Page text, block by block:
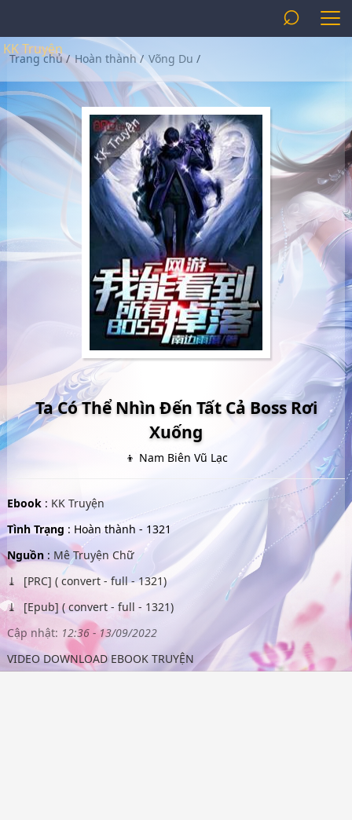
KK Truyện
⌕
Trang chủ/ Hoàn thành / Võng Du /
Ta Có Thể Nhìn Đến Tất Cả Boss Rơi
Xuống
👦 Nam Biên Vũ Lạc
Ebook : KK Truyện
Tình Trạng : Hoàn thành - 1321
Nguồn: Mê Truyện Chữ
[PRC] ( convert - full - 1321)
[Epub] ( convert - full - 1321)
Cập nhật: 12:36 - 13/09/2022
VIDEO DOWNLOAD EBOOK TRUYỆN